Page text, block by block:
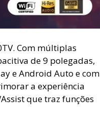
Com múltiplas
de 9 polegadas,
e Android Auto e com
a experiência
que traz funções